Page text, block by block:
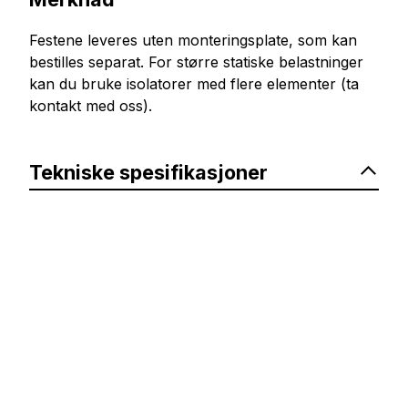
Festene leveres uten monteringsplate, som kan
bestilles separat. For større statiske belastninger
kan du bruke isolatorer med flere elementer (ta
kontakt med oss).
Tekniske spesifikasjoner